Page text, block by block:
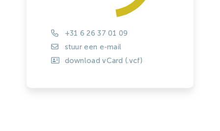
+31 6 26 37 01 09
stuur een e-mail
download vCard (.vcf)